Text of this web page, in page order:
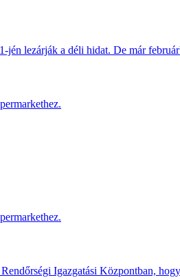
lezárják a déli hidat. De már
Igazgatási Központban,